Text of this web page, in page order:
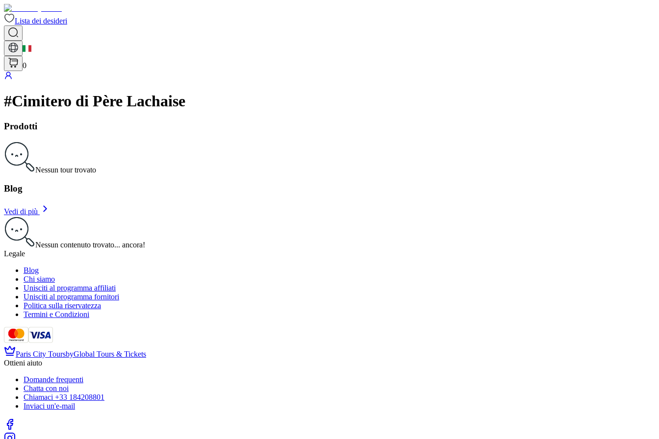
Lista dei desideri
0
#Cimitero di Père Lachaise
Prodotti
Nessun tour trovato
Blog
Vedi di più
Nessun contenuto trovato... ancora!
Legale
Blog
Chi siamo
Unisciti al programma affiliati
Unisciti al programma fornitori
Politica sulla riservatezza
Termini e Condizioni
Paris City ToursbyGlobal Tours & Tickets
Ottieni aiuto
Domande frequenti
Chatta con noi
Chiamaci +33 184208801
Inviaci un'e-mail